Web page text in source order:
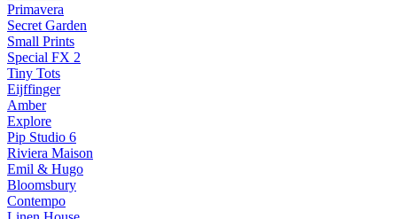
Primavera
Secret Garden
Small Prints
Special FX 2
Tiny Tots
Eijffinger
Amber
Explore
Pip Studio 6
Riviera Maison
Emil & Hugo
Bloomsbury
Contempo